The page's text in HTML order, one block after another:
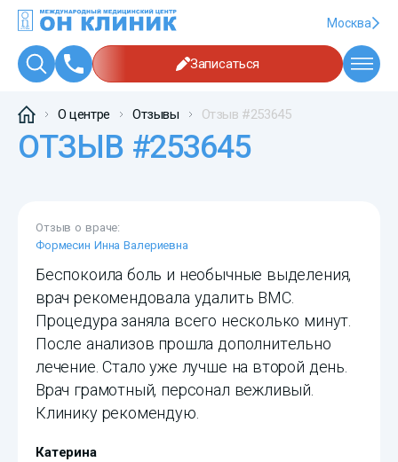
Москва
Записаться
О центре Отзывы Отзыв #253645
ОТЗЫВ #253645
Отзыв о враче:
Формесин Инна Валериевна
Беспокоила боль и необычные выделения,
врач рекомендовала удалить ВМС.
Процедура заняла всего несколько минут.
После анализов прошла дополнительно
лечение. Стало уже лучше на второй день.
Врач грамотный, персонал вежливый.
Клинику рекомендую.
Катерина